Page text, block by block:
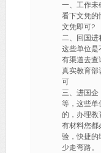
一、工作未
看下文凭的
文凭即可?
二、回国进
这些单位是
有渠道去查
真实教育部
可
三、进国企
等，这些单
的，办理教
有材料您都
验，快捷的
少走弯路。